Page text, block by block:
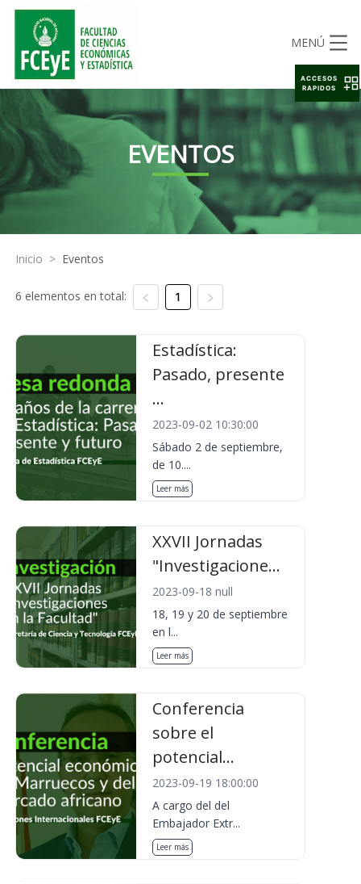
MENÚ
EVENTOS
Inicio > Eventos
6 elementos en total: 1
Estadística:
Pasado, presente
...
2023-09-02 10:30:00
Sábado 2 de septiembre,
de 10....
Leer más
XXVII Jornadas
"Investigacione...
2023-09-18 null
18, 19 y 20 de septiembre
en l...
Leer más
Conferencia
sobre el
potencial...
2023-09-19 18:00:00
A cargo del del
Embajador Extr...
Leer más
ACCESOS
RAPIDOS